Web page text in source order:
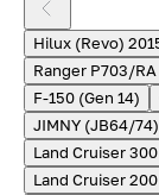
Hilux (Revo)
Ranger P703/
F-150 (Gen 14)
JIMNY (JB64/74)
Land Cruiser
Land Cruiser